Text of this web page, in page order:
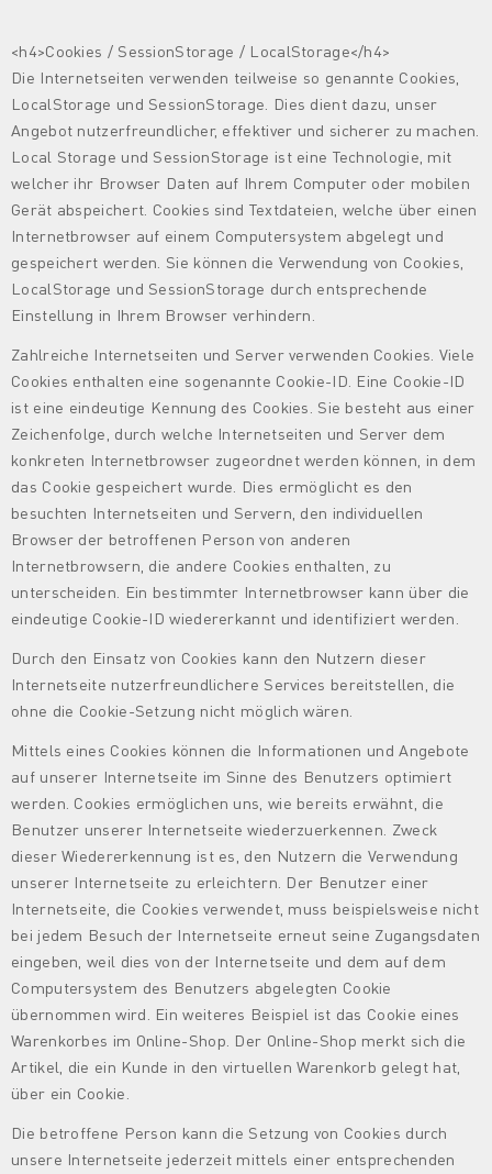
<h4>Cookies / SessionStorage / LocalStorage</h4>
Die Internetseiten verwenden teilweise so genannte Cookies,
LocalStorage und SessionStorage. Dies dient dazu, unser
Angebot nutzerfreundlicher, effektiver und sicherer zu machen.
Local Storage und SessionStorage ist eine Technologie, mit
welcher ihr Browser Daten auf Ihrem Computer oder mobilen
Gerät abspeichert. Cookies sind Textdateien, welche über einen
Internetbrowser auf einem Computersystem abgelegt und
gespeichert werden. Sie können die Verwendung von Cookies,
LocalStorage und SessionStorage durch entsprechende
Einstellung in Ihrem Browser verhindern.
Zahlreiche Internetseiten und Server verwenden Cookies. Viele
Cookies enthalten eine sogenannte Cookie-ID. Eine Cookie-ID
ist eine eindeutige Kennung des Cookies. Sie besteht aus einer
Zeichenfolge, durch welche Internetseiten und Server dem
konkreten Internetbrowser zugeordnet werden können, in dem
das Cookie gespeichert wurde. Dies ermöglicht es den
besuchten Internetseiten und Servern, den individuellen
Browser der betroffenen Person von anderen
Internetbrowsern, die andere Cookies enthalten, zu
unterscheiden. Ein bestimmter Internetbrowser kann über die
eindeutige Cookie-ID wiedererkannt und identifiziert werden.
Durch den Einsatz von Cookies kann den Nutzern dieser
Internetseite nutzerfreundlichere Services bereitstellen, die
ohne die Cookie-Setzung nicht möglich wären.
Mittels eines Cookies können die Informationen und Angebote
auf unserer Internetseite im Sinne des Benutzers optimiert
werden. Cookies ermöglichen uns, wie bereits erwähnt, die
Benutzer unserer Internetseite wiederzuerkennen. Zweck
dieser Wiedererkennung ist es, den Nutzern die Verwendung
unserer Internetseite zu erleichtern. Der Benutzer einer
Internetseite, die Cookies verwendet, muss beispielsweise nicht
bei jedem Besuch der Internetseite erneut seine Zugangsdaten
eingeben, weil dies von der Internetseite und dem auf dem
Computersystem des Benutzers abgelegten Cookie
übernommen wird. Ein weiteres Beispiel ist das Cookie eines
Warenkorbes im Online-Shop. Der Online-Shop merkt sich die
Artikel, die ein Kunde in den virtuellen Warenkorb gelegt hat,
über ein Cookie.
Die betroffene Person kann die Setzung von Cookies durch
unsere Internetseite jederzeit mittels einer entsprechenden